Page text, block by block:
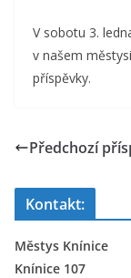
V sobotu 3.
v našem
příspěvky.
Předchozí
Kontakt:
Městys Knínice
Knínice 107